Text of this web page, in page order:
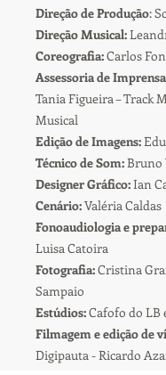
Direção de Produção:
Direção Musical:
Coreografia:Carlos
Assessoria de
Tania Figueira – Track
Musical
Edição de Imagens:
Técnico de Som:Bruno
Designer Gráfico:Ian
Cenário:Valéria Caldas
Fonoaudiologia e
Luisa Catoira
Fotografia:Cristina
Sampaio
Estúdios:Cafofo do LB
Filmagem e edição de
Digipauta - Ricardo